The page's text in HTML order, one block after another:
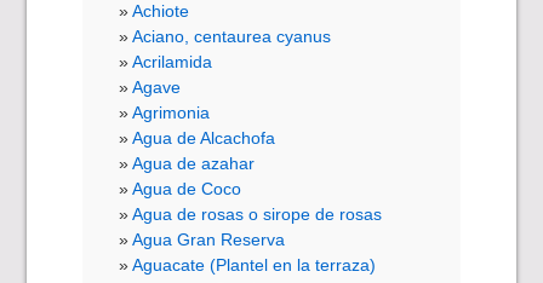
Achiote
Aciano, centaurea cyanus
Acrilamida
Agave
Agrimonia
Agua de Alcachofa
Agua de azahar
Agua de Coco
Agua de rosas o sirope de rosas
Agua Gran Reserva
Aguacate (Plantel en la terraza)